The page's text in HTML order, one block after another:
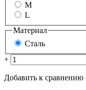
M
L
Материал
Сталь
+
Добавить к сравнению